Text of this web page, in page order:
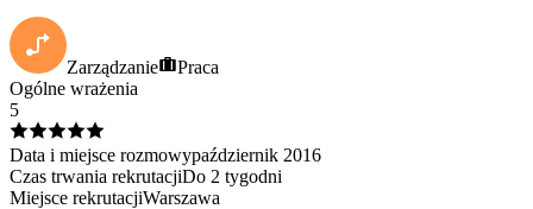
Zarządzanie
Praca
Ogólne wrażenia
5
Data i miejsce rozmowypaździernik 2016
Czas trwania rekrutacjiDo 2 tygodni
Miejsce rekrutacjiWarszawa